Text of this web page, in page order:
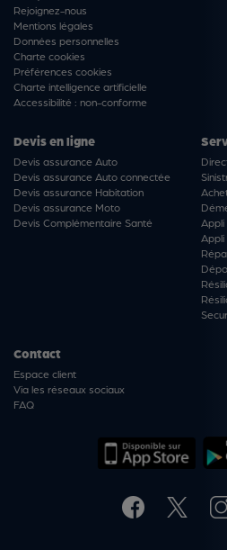
Rejoignez-nous
Mentions légales
Données personnelles
Charte cookies
Préférences cookies
Charte intelligence artificielle
Accessibilité : non-conforme
Devis en ligne
Devis assurance Auto
Devis assurance Auto connectée
Devis assurance Habitation
Devis assurance Moto
Devis Complémentaire Santé
Appli
Contact
Espace client
Via les réseaux sociaux
FAQ